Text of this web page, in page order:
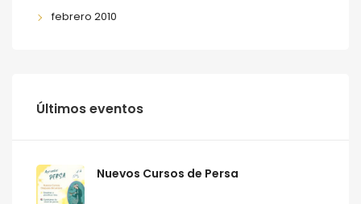
febrero 2010
Últimos eventos
Nuevos Cursos de Persa